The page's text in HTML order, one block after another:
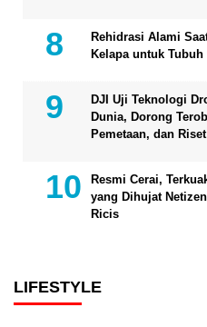
Rehidrasi Alami
Kelapa untuk
DJI Uji Teknologi
Dunia, Dorong
Pemetaan, dan
Resmi Cerai,
yang Dihujat
Ricis
LIFESTYLE